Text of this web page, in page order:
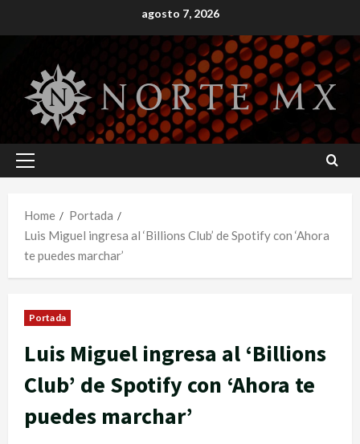
to
agosto 7, 2026
Primary
Home
Portada
Luis Miguel ingresa al ‘Billions Club’ de Spotify con ‘Ahora
te puedes marchar’
Portada
Luis Miguel ingresa al ‘Billions
Club’ de Spotify con ‘Ahora te
puedes marchar’